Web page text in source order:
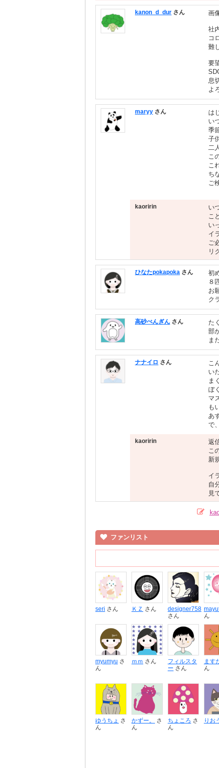
kanon_d_dur さん 画
社
コ
難
要
息
よ
maryy さん
は
い
季
子
二
こ
こ
ち
ご
kaoririn
い
こ
い
イ
ご
リ
ひなたpokapoka さん
初
８
お
ク
高砂ぺんぎん さん
た
部
ま
ナナイロ さん
こ
い
ま
ぼ
マ
も
あ
で
kaoririn
返
こ
新
イ
自
見
ファンリスト
seri さん ＫＺ さん
designer758
さん
ん
myumyu さ
ん
ｍｍ さん
フィルスタ
ー さん
ます
ん
ゆうちょ さ
ん
かずー。
さ
ん
ちょころ さ
ん
りお